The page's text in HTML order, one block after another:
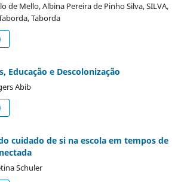
de Mello, Albina Pereira de Pinho Silva, SILVA,
Taborda
Educação e Descolonização
Abib
cuidado de si na escola em tempos de
Schuler